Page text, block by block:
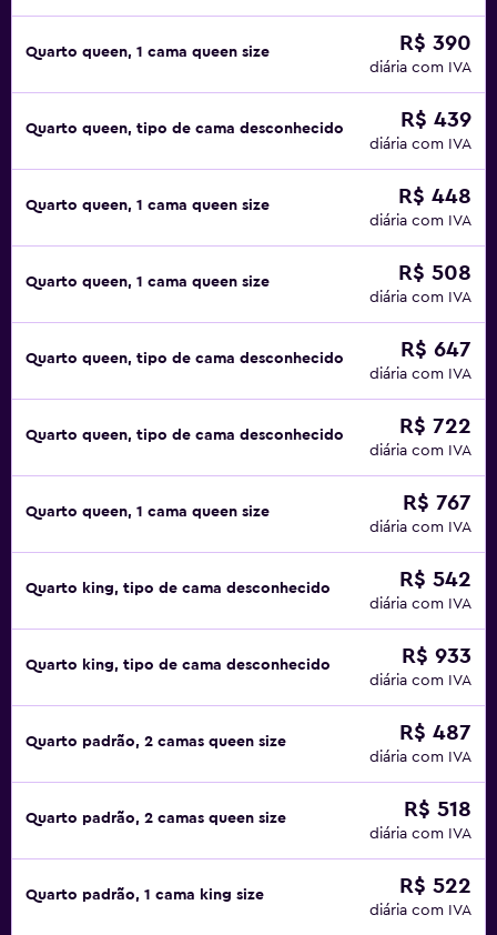
Quarto queen, 1 cama queen size R$ 390
diária com IVA
Quarto queen, tipo de cama desconhecido R$ 439
diária com IVA
Quarto queen, 1 cama queen size R$ 448
diária com IVA
Quarto queen, 1 cama queen size R$ 508
diária com IVA
Quarto queen, tipo de cama desconhecido R$ 647
diária com IVA
Quarto queen, tipo de cama desconhecido R$ 722
diária com IVA
Quarto queen, 1 cama queen size R$ 767
diária com IVA
Quarto king, tipo de cama desconhecido R$ 542
diária com IVA
Quarto king, tipo de cama desconhecido R$ 933
diária com IVA
Quarto padrão, 2 camas queen size R$ 487
diária com IVA
Quarto padrão, 2 camas queen size R$ 518
diária com IVA
Quarto padrão, 1 cama king size R$ 522
diária com IVA